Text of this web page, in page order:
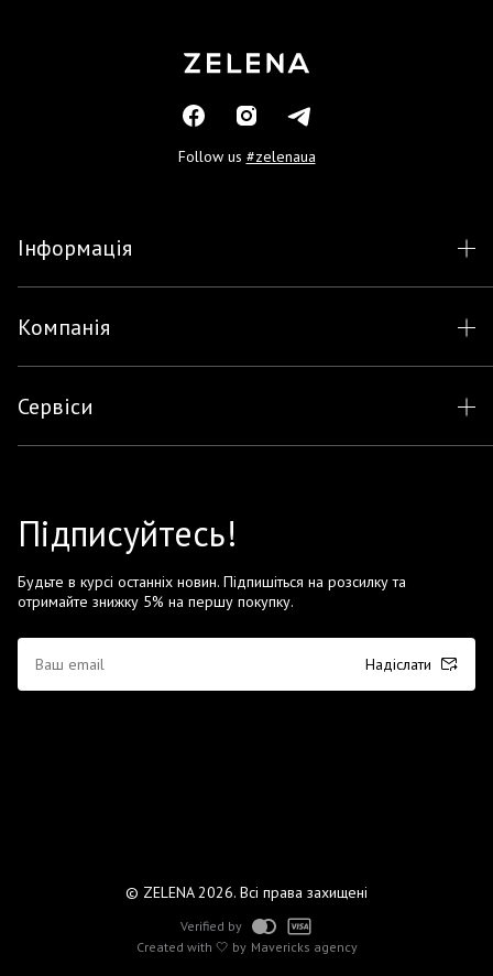
Follow us #zelenaua
Інформація
Компанія
Сервіси
Підписуйтесь!
Будьте в курсі останніх новин. Підпишіться на розсилку та
отримайте знижку 5% на першу покупку.
Надіслати
© ZELENA 2026. Всі права захищені
Created with 🤍 by Mavericks agency
Verified by